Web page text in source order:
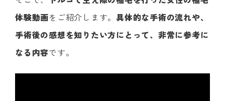
体験動画をご紹介します。 具体的な手術の流れや、
手術後の感想を知りたい方にとって、非常に参考に
なる内容です。